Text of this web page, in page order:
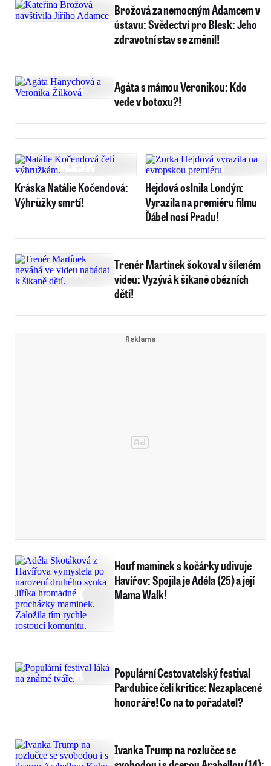
Brožová za nemocným Adamcem v
ústavu: Svědectví pro Blesk: Jeho
zdravotní stav se změnil!
Agáta s mámou Veronikou: Kdo
vede v botoxu?!
Kráska Natálie Kočendová:
Výhrůžky smrtí!
Hejdová oslnila Londýn:
Vyrazila na premiéru filmu
Ďábel nosí Pradu!
Trenér Martínek šokoval v šíleném
videu: Vyzývá k šikaně obézních
dětí!
Houf maminek s kočárky udivuje
Havířov: Spojila je Adéla (25) a její
Mama Walk!
Populární Cestovatelský festival
Pardubice čelí kritice: Nezaplacené
honoráře! Co na to pořadatel?
Ivanka Trump na rozlučce se